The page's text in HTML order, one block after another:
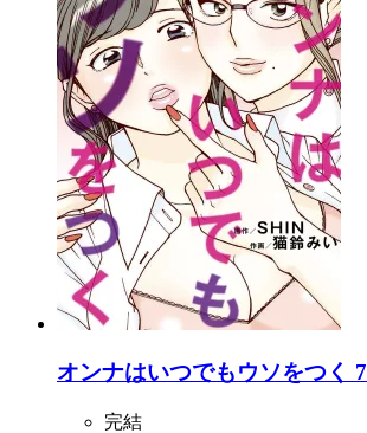
オンナはいつでもウソをつく 7
完結